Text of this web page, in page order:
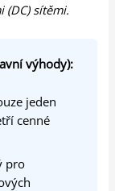
(DC) sítěmi.
výhody):
jeden
cenné
pro